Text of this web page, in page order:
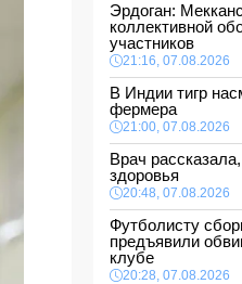
Эрдоган:
коллективной
участников
21:16, 07.08.2026
В Индии тигр
фермера
21:00, 07.08.2026
Врач
здоровья
20:48, 07.08.2026
Футболисту
предъявили
клубе
20:28, 07.08.2026